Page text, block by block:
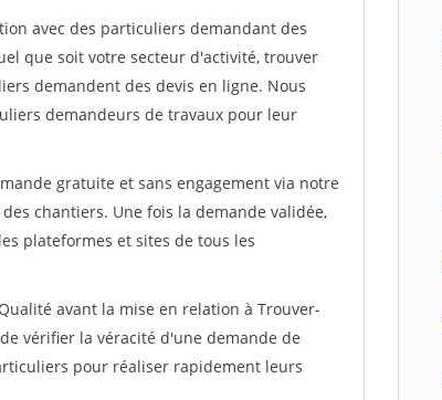
avec des particuliers demandant des
que soit votre secteur d'activité, trouver
demandent des devis en ligne. Nous
demandeurs de travaux pour leur
gratuite et sans engagement via notre
chantiers. Une fois la demande validée,
plateformes et sites de tous les
avant la mise en relation à Trouver-
vérifier la véracité d'une demande de
pour réaliser rapidement leurs